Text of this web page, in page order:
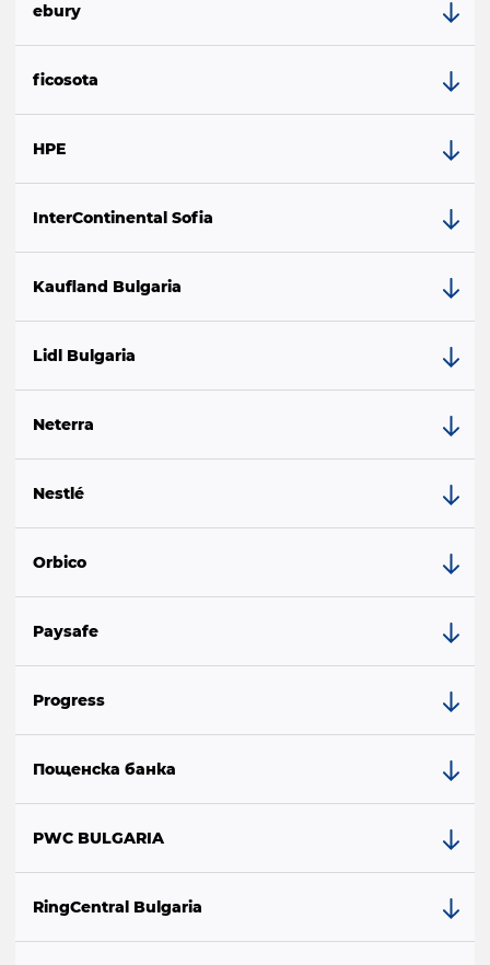
ebury
ficosota
HPE
InterContinental Sofia
Kaufland Bulgaria
Lidl Bulgaria
Neterra
Nestlé
Orbico
Paysafe
Progress
Пощенска банка
PWC BULGARIA
RingCentral Bulgaria